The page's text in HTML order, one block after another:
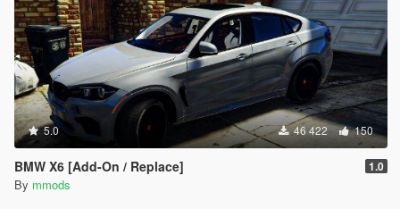
5.0 46 422 150
BMW X6 [Add-On / Replace] 1.0
By mmods